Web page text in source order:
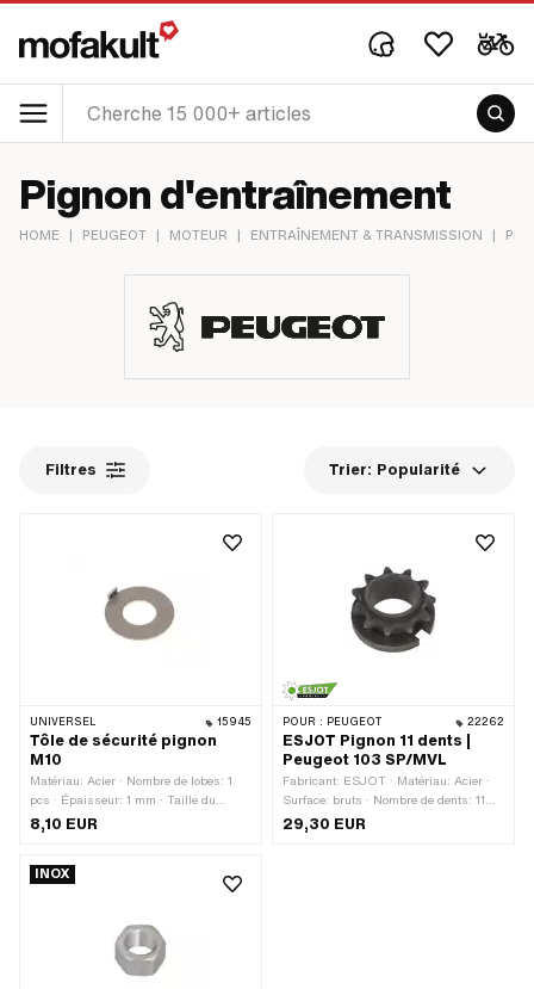
Pignon d'entraînement
HOME | PEUGEOT | MOTEUR | ENTRAÎNEMENT & TRANSMISSION |
Filtres Trier: Popularité
UNIVERSEL 15945
Tôle de sécurité pignon
M10
Matériau: Acier · Nombre de lobes: 1
pcs · Épaisseur: 1 mm · Taille du
filetage: M10 · Diamètre nominal
8,10 EUR
POUR : PEUGEOT 22262
ESJOT Pignon 11 dents |
Peugeot 103 SP/MVL
Fabricant: ESJOT · Matériau: Acier ·
Surface: bruts · Nombre de dents: 11
pcs · Ø intérieur: 28 mm · Type de
29,30 EUR
INOX